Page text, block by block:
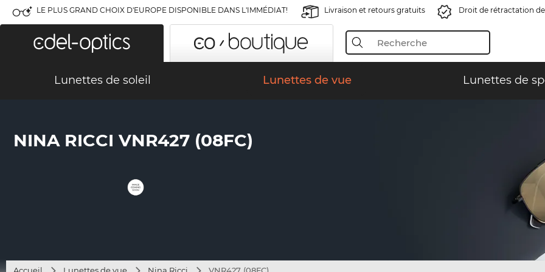
LE PLUS GRAND CHOIX D'EUROPE DISPONIBLE DANS L'IMMÉDIAT! Livraison et retours gratuits Droit de rétractation
Lunettes de soleil Lunettes de vue Lunettes de
NINA RICCI VNR427 (08FC)